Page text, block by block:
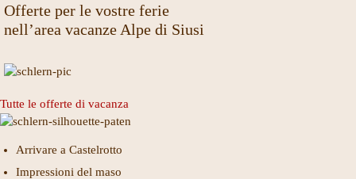
Offerte per le vostre ferie
nell’area vacanze Alpe di Siusi
Tutte le offerte di vacanza
Arrivare a Castelrotto
Impressioni del maso